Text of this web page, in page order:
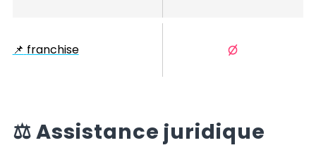
📌 franchise
⚖️Assistance juridique